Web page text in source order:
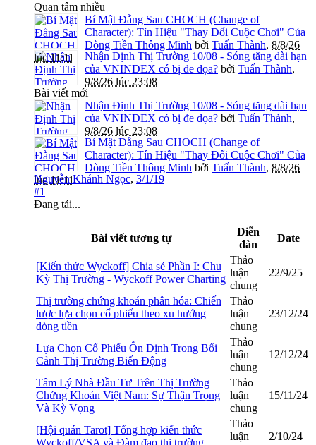
Quan tâm nhiều
Bí Mật Đằng Sau CHOCH (Change of
Character): Tín Hiệu "Thay Đổi Cuộc Chơi" Của
Dòng Tiền Thông Minh bởi Tuấn Thành, 8/8/26
lúc 11:11
Nhận Định Thị Trường 10/08 - Sóng tăng dài hạn
của VNINDEX có bị đe dọa? bởi Tuấn Thành,
9/8/26 lúc 23:08
Bài viết mới
Nhận Định Thị Trường 10/08 - Sóng tăng dài hạn
của VNINDEX có bị đe dọa? bởi Tuấn Thành,
9/8/26 lúc 23:08
Bí Mật Đằng Sau CHOCH (Change of
Character): Tín Hiệu "Thay Đổi Cuộc Chơi" Của
Dòng Tiền Thông Minh bởi Tuấn Thành, 8/8/26
lúc 11:11
Nguyễn Khánh Ngọc, 3/1/19
#1
Đang tải...
Bài viết tương tự
Diễn
đàn
Date
[Kiến thức Wyckoff] Chia sẻ Phần I: Chu
Kỳ Thị Trường - Wyckoff Power Charting
Thảo
luận
chung
22/9/25
Thị trường chứng khoán phân hóa: Chiến
lược lựa chọn cổ phiếu theo xu hướng
dòng tiền
Thảo
luận
chung
23/12/24
Lựa Chọn Cổ Phiếu Ổn Định Trong Bối
Cảnh Thị Trường Biến Động
Thảo
luận
chung
12/12/24
Tâm Lý Nhà Đầu Tư Trên Thị Trường
Chứng Khoán Việt Nam: Sự Thận Trọng
Và Kỳ Vọng
Thảo
luận
chung
15/11/24
[Hội quán Tarot] Tổng hợp kiến thức
Thảo
luận
2/10/24